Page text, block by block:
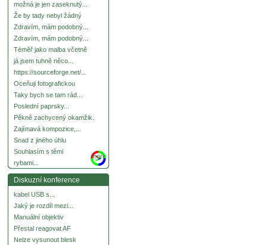
možná je jen zaseknutý...
Že by tady nebyl žádný
Zdravím, mám podobný...
Zdravím, mám podobný...
Téměř jako malba včetně
já jsem tuhně něco...
https://sourceforge.net/...
Oceňuji fotografickou
Taky bych se tam rád...
Poslední paprsky...
Pěkně zachycený okamžik.
Zajímavá kompozice,...
Snad z jiného úhlu
Souhlasím s těmi
rybami...
more
Diskuzní konference
kabel USB s...
Jaký je rozdíl mezi...
Manuální objektiv
Přestal reagovat AF
Nelze vysunout blesk